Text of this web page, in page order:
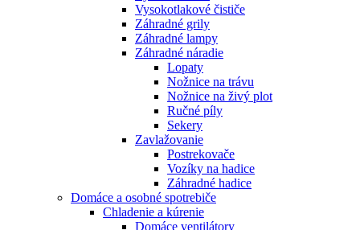
Vysokotlakové čističe
Záhradné grily
Záhradné lampy
Záhradné náradie
Lopaty
Nožnice na trávu
Nožnice na živý plot
Ručné píly
Sekery
Zavlažovanie
Postrekovače
Vozíky na hadice
Záhradné hadice
Domáce a osobné spotrebiče
Chladenie a kúrenie
Domáce ventilátory